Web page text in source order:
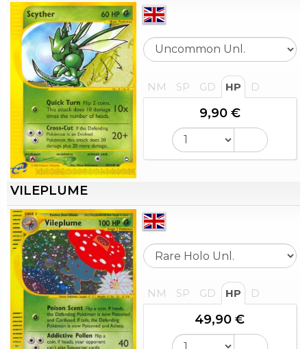
NM SP GD HP D
9,90 €
VILEPLUME
NM SP GD HP D
49,90 €